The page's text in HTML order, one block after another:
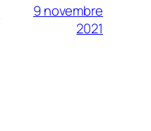
9 novembre
2021